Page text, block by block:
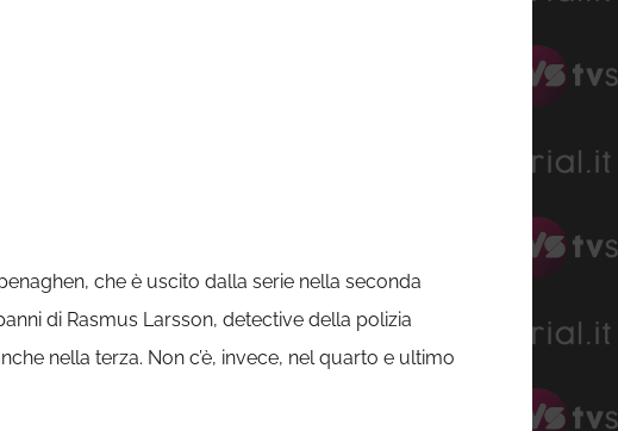
che è uscito dalla serie nella seconda
di Rasmus Larsson, detective della polizia
nella terza. Non c’è, invece, nel quarto e ultimo